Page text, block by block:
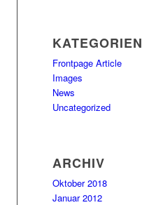
KATEGORIEN
Frontpage Article
Images
News
Uncategorized
ARCHIV
Oktober 2018
Januar 2012